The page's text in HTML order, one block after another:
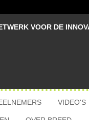
VOOR DE
VIDEO'S